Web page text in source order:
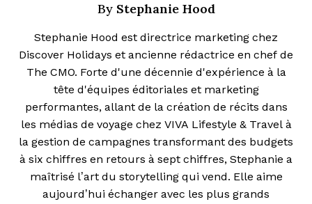
By Stephanie Hood
Stephanie Hood est directrice marketing chez
Discover Holidays et ancienne rédactrice en chef de
The CMO. Forte d'une décennie d'expérience à la
tête d'équipes éditoriales et marketing
performantes, allant de la création de récits dans
les médias de voyage chez VIVA Lifestyle & Travel à
la gestion de campagnes transformant des budgets
à six chiffres en retours à sept chiffres, Stephanie a
maîtrisé l’art du storytelling qui vend. Elle aime
aujourd’hui échanger avec les plus grands